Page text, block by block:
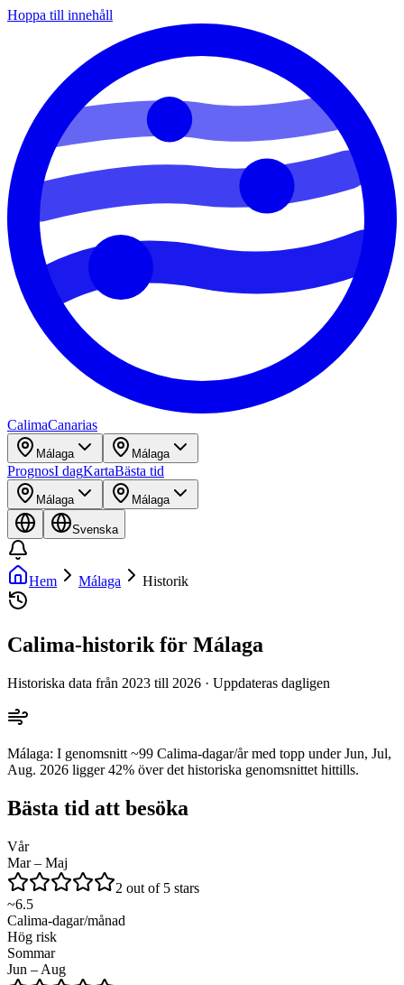
Hoppa till innehåll
CalimaCanarias
Málaga Málaga
PrognosI dagKartaBästa tid
Málaga Málaga
Svenska
Hem Málaga Historik
Calima-historik för Málaga
Historiska data från 2023 till 2026 · Uppdateras dagligen
Málaga: I genomsnitt ~99 Calima-dagar/år med topp under Jun, Jul,
Aug. 2026 ligger 42% över det historiska genomsnittet hittills.
Bästa tid att besöka
Vår
Mar – Maj
2 out of 5 stars
~6.5
Calima-dagar/månad
Hög risk
Sommar
Jun – Aug